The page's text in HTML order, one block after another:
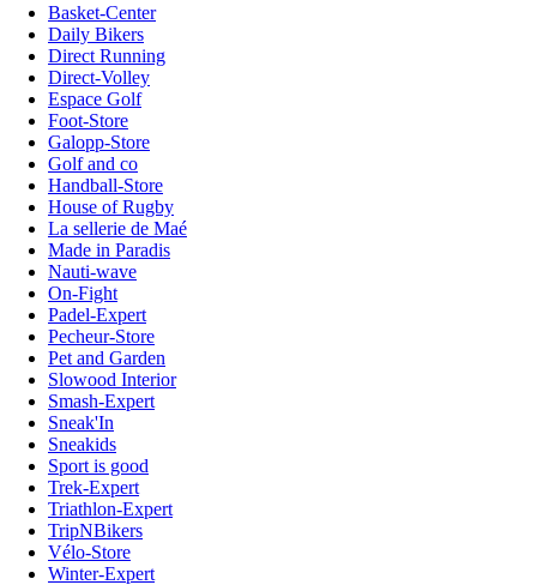
Basket-Center
Daily Bikers
Direct Running
Direct-Volley
Espace Golf
Foot-Store
Galopp-Store
Golf and co
Handball-Store
House of Rugby
La sellerie de Maé
Made in Paradis
Nauti-wave
On-Fight
Padel-Expert
Pecheur-Store
Pet and Garden
Slowood Interior
Smash-Expert
Sneak'In
Sneakids
Sport is good
Trek-Expert
Triathlon-Expert
TripNBikers
Vélo-Store
Winter-Expert